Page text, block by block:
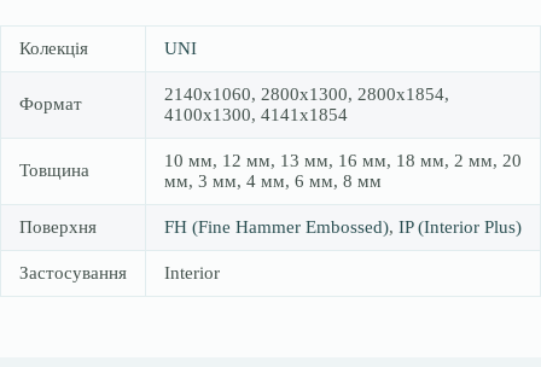
Колекція UNI
Формат
2140х1060, 2800х1300, 2800х1854,
4100х1300, 4141х1854
Товщина
10 мм, 12 мм, 13 мм, 16 мм, 18 мм, 2 мм, 20
мм, 3 мм, 4 мм, 6 мм, 8 мм
Поверхня FH (Fine Hammer Embossed), IP (Interior Plus)
Застосування Interior